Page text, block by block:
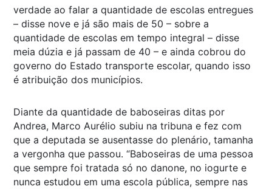
verdade ao falar a quantidade de escolas entregues
– disse nove e já são mais de 50 – sobre a
quantidade de escolas em tempo integral – disse
meia dúzia e já passam de 40 – e ainda cobrou do
governo do Estado transporte escolar, quando isso
é atribuição dos municípios.
Diante da quantidade de baboseiras ditas por
Andrea, Marco Aurélio subiu na tribuna e fez com
que a deputada se ausentasse do plenário, tamanha
a vergonha que passou. “Baboseiras de uma pessoa
que sempre foi tratada só no danone, no iogurte e
nunca estudou em uma escola pública, sempre nas